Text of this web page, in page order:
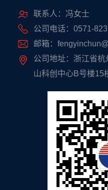
联系人：冯女士
公司电话：0571-
邮箱：
公司地址：浙江省
山科创中心B号楼15